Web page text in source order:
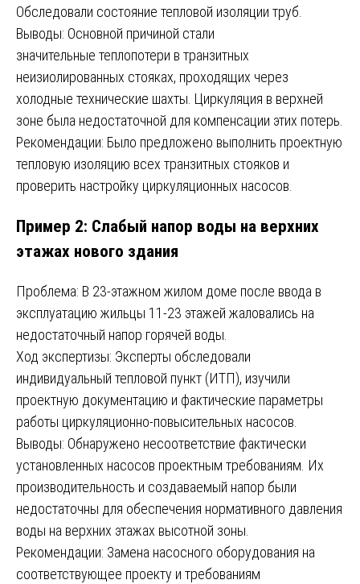
Обследовали состояние тепловой изоляции труб.
Выводы: Основной причиной стали
значительные теплопотери в транзитных
неизиолированных стояках, проходящих через
холодные технические шахты. Циркуляция в верхней
зоне была недостаточной для компенсации этих потерь.
Рекомендации: Было предложено выполнить проектную
тепловую изоляцию всех транзитных стояков и
проверить настройку циркуляционных насосов.
Пример 2: Слабый напор воды на верхних
этажах нового здания
Проблема: В 23-этажном жилом доме после ввода в
эксплуатацию жильцы 11-23 этажей жаловались на
недостаточный напор горячей воды.
Ход экспертизы: Эксперты обследовали
индивидуальный тепловой пункт (ИТП), изучили
проектную документацию и фактические параметры
работы циркуляционно-повысительных насосов.
Выводы: Обнаружено несоответствие фактически
установленных насосов проектным требованиям. Их
производительность и создаваемый напор были
недостаточны для обеспечения нормативного давления
воды на верхних этажах высотной зоны.
Рекомендации: Замена насосного оборудования на
соответствующее проекту и требованиям